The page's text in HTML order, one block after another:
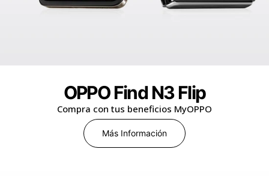
OPPO Find N3 Flip
Compra con tus beneficios MyOPPO
Más Información